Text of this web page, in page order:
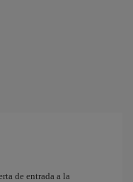
de entrada a la